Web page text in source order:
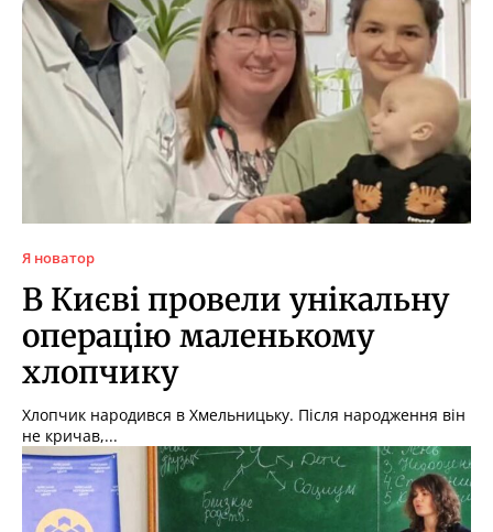
Я новатор
В Києві провели унікальну
операцію маленькому
хлопчику
Хлопчик народився в Хмельницьку. Після народження він
не кричав,...